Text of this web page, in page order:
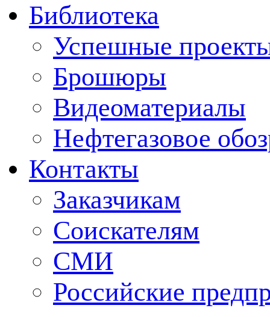
Библиотека
Успешные
Брошюры
Видеоматериалы
Нефтегазовое
Контакты
Заказчикам
Соискателям
СМИ
Российские